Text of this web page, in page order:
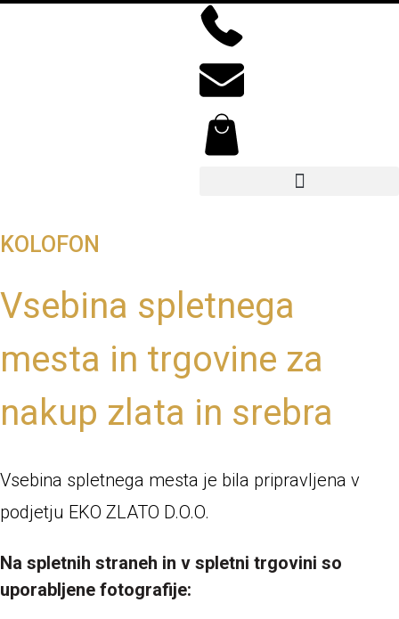
KOLOFON
Vsebina spletnega
mesta in trgovine za
nakup zlata in srebra
Vsebina spletnega mesta je bila pripravljena v
podjetju EKO ZLATO D.O.O.
Na spletnih straneh in v spletni trgovini so
uporabljene fotografije: